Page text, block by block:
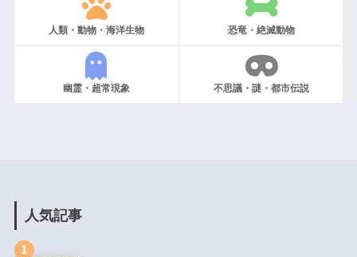
人類・動物・海洋生物 恐竜・絶滅動物
幽霊・超常現象 不思議・謎・都市伝説
人気記事
1